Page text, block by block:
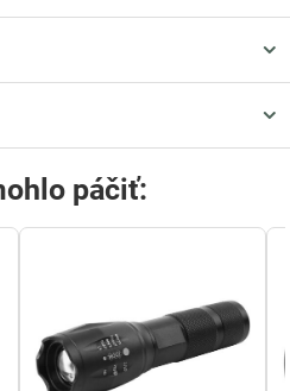
páčiť: